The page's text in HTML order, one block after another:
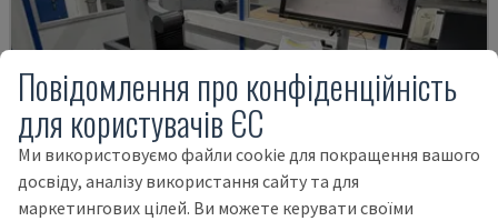
Повідомлення про конфіденційність
для користувачів ЄС
Ми використовуємо файли cookie для покращення вашого
досвіду, аналізу використання сайту та для
маркетингових цілей. Ви можете керувати своїми